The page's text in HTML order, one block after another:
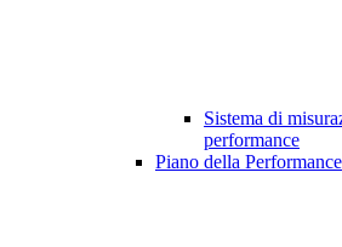
Sistema di
performance
Piano della Performance